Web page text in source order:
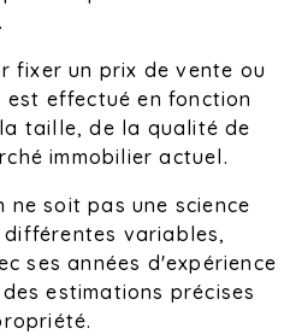
fixer un prix de vente ou
effectué en fonction
taille, de la qualité de
immobilier actuel.
ne soit pas une science
variables,
ses années d'expérience
estimations précises